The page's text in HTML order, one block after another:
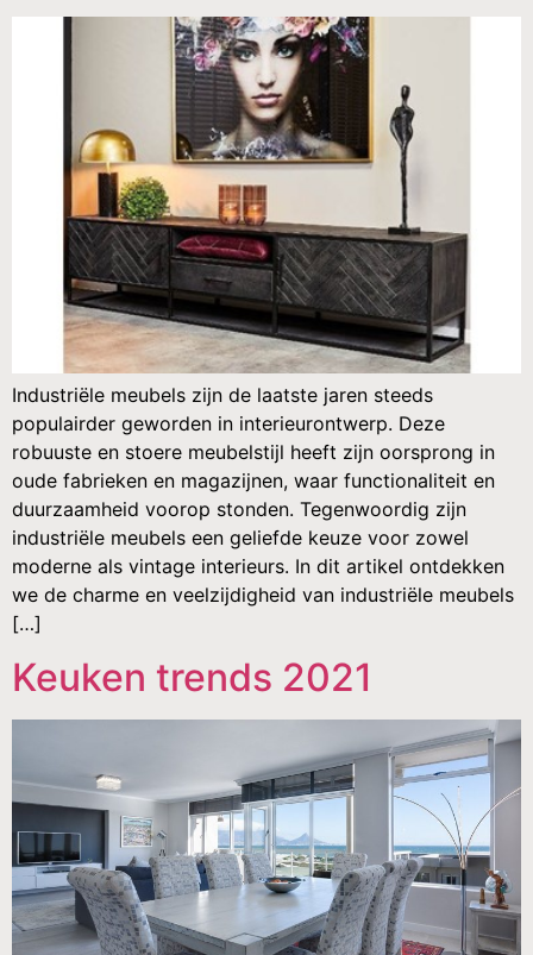
Industriële meubels zijn de laatste jaren steeds
populairder geworden in interieurontwerp. Deze
robuuste en stoere meubelstijl heeft zijn oorsprong in
oude fabrieken en magazijnen, waar functionaliteit en
duurzaamheid voorop stonden. Tegenwoordig zijn
industriële meubels een geliefde keuze voor zowel
moderne als vintage interieurs. In dit artikel ontdekken
we de charme en veelzijdigheid van industriële meubels
[…]
Keuken trends 2021